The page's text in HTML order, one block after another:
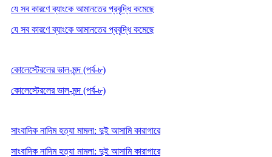
যে সব কারণে ব্যাংকে আমানতের প্রবৃদ্ধি কমেছে
যে সব কারণে ব্যাংকে আমানতের প্রবৃদ্ধি কমেছে
কোলেস্টেরলের ভাল-মন্দ (পর্ব-৮)
কোলেস্টেরলের ভাল-মন্দ (পর্ব-৮)
সাংবাদিক নাদিম হত্যা মামলা: দুই আসামি কারাগারে
সাংবাদিক নাদিম হত্যা মামলা: দুই আসামি কারাগারে